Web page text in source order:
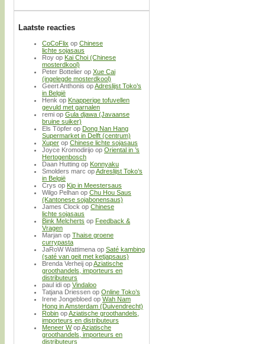
Laatste reacties
CoCoFlix op Chinese
lichte sojasaus
Roy op Kai Choi (Chinese
mosterdkool)
Peter Bottelier op Xue Cai
(ingelegde mosterdkool)
Geert Anthonis opAdreslijst Toko’s
in België
Henk op Knapperige tofuvellen
gevuld met garnalen
remi op Gula djawa (Javaanse
bruine suiker)
Els Töpfer op Dong Nan Hang
Supermarket in Delft (centrum)
Xuper op Chinese lichte sojasaus
Joyce Kromodirijo op Oriental in ’s
Hertogenbosch
Daan Hutting op Konnyaku
Smolders marc opAdreslijst Toko’s
in België
Crys op Kip in Meestersaus
Wilgo Pelhan op Chu Hou Saus
(Kantonese sojabonensaus)
James Clock op Chinese
lichte sojasaus
Bink Melcherts op Feedback &
Vragen
Marjan op Thaise groene
currypasta
JaRoW Wattimena op Saté kambing
(saté van geit met ketjapsaus)
Brenda Verheij opAziatische
groothandels, importeurs en
distributeurs
paul idi op Vindaloo
Tatjana Driessen op Online Toko’s
Irene Jongebloed op Wah Nam
Hong in Amsterdam (Duivendrecht)
Robin opAziatische groothandels,
importeurs en distributeurs
Meneer WopAziatische
groothandels, importeurs en
distributeurs